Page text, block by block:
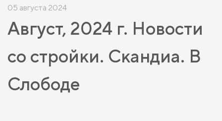
05 августа 2024
Август, 2024 г. Новости
со стройки. Скандиа. В
Слободе